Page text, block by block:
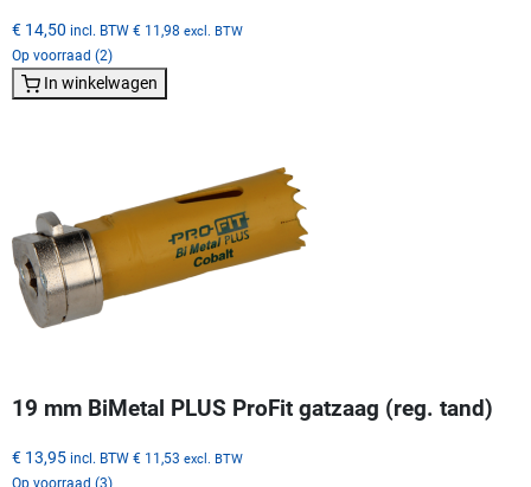
€ 14,50 incl. BTW € 11,98 excl. BTW
Op voorraad (2)
In winkelwagen
19 mm BiMetal PLUS ProFit gatzaag (reg. tand)
€ 13,95 incl. BTW € 11,53 excl. BTW
Op voorraad (3)